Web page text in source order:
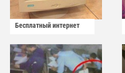
Бесплатный интернет